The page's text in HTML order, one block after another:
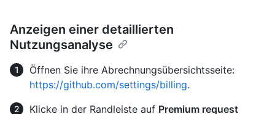
Anzeigen einer detaillierten
Nutzungsanalyse
Öffnen Sie ihre Abrechnungsübersichtsseite:
https://github.com/settings/billing.
Klicke in der Randleiste auf Premium request